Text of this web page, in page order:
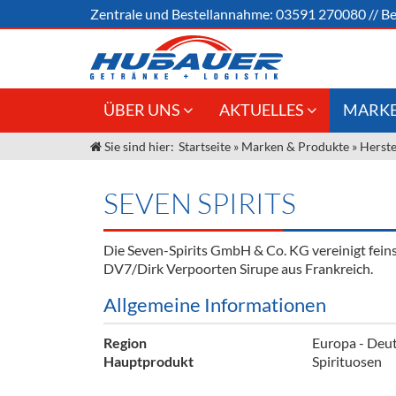
Zentrale und Bestellannahme: 03591 270080 //
ÜBER UNS
Jobs
Unser Team
Kontakt
AKTUELLES
Angebote Gastronomie &
Innovation - Die Neue Art des
Bierzapfens "DroughtMaster"
Neuigkeiten
Termine
Weine &
Bier
Fassbier + Zubehör
Öle &
Sie sind hier: Startseite » Marken & Produkte »
SEVEN SPIRITS
Die Seven-Spirits GmbH & Co. KG vereinigt
DV7/Dirk Verpoorten Sirupe aus Frankreich.
Allgemeine Informationen
Region
Europa -
Hauptprodukt
Spirituosen